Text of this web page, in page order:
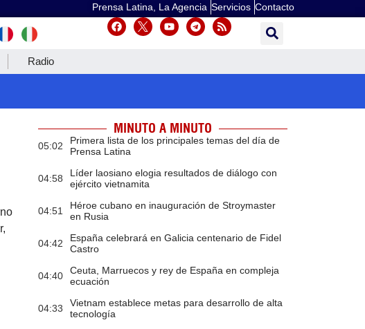
Prensa Latina, La Agencia Servicios Contacto
Radio
MINUTO A MINUTO
05:02
Primera lista de los principales temas del día de
Prensa Latina
04:58
Líder laosiano elogia resultados de diálogo con
ejército vietnamita
04:51
Héroe cubano en inauguración de Stroymaster
en Rusia
04:42
España celebrará en Galicia centenario de Fidel
Castro
04:40
Ceuta, Marruecos y rey de España en compleja
ecuación
04:33
Vietnam establece metas para desarrollo de alta
tecnología